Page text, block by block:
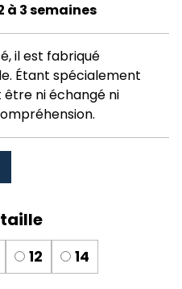
à 3 semaines
il est fabriqué
Étant spécialement
être ni échangé ni
12 14